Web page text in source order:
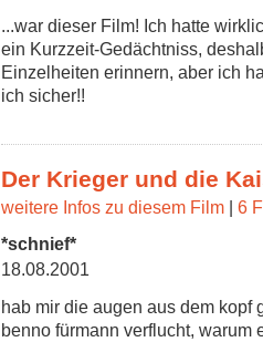
...war dieser Film! Ich hatte
ein Kurzzeit-Gedächtniss,
Einzelheiten erinnern, aber ich
ich sicher!!
Der Krieger und die
weitere Infos zu diesem Film | 6
*schnief*
18.08.2001
hab mir die augen aus dem kopf
benno fürmann verflucht, warum